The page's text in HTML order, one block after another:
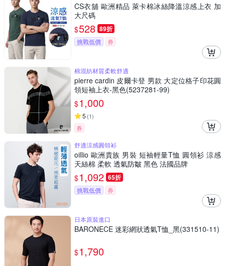
CS衣舖 歐洲精品 萊卡棉冰絲降溫涼感上衣 加
大尺碼
$528 89折
挑戰低價 券
棉混紡材質柔軟舒適
pierre cardin 皮爾卡登 男款 大定位格子印花圓
領短袖上衣-黑色(5237281-99)
$1,000
5 (1)
券
舒適涼感圓領衫
oillio 歐洲貴族 男裝 短袖輕量T恤 圓領衫 涼感
天絲棉 柔軟 透氣防皺 黑色 法國品牌
$1,092 65折
挑戰低價 券
日本原裝進口
BARONECE 迷彩網狀透氣T恤_黑(331510-11)
$1,790